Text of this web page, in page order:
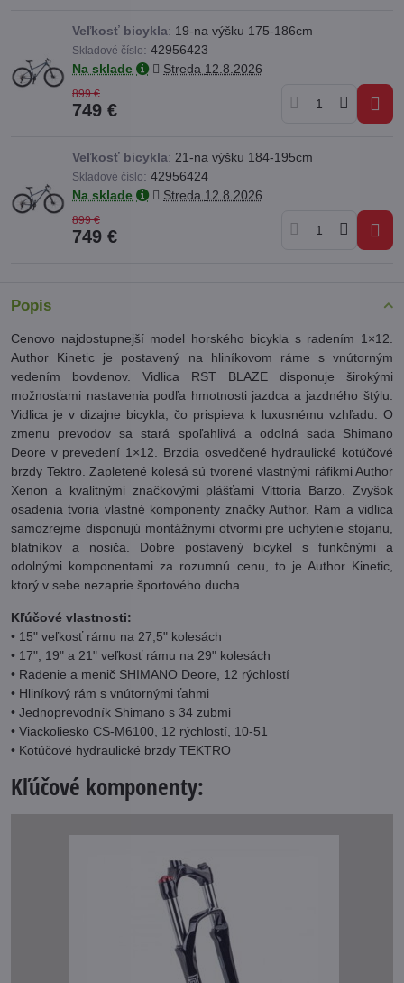
Veľkosť bicykla: 19-na výšku 175-186cm
Skladové číslo: 42956423
Na sklade
Streda 12.8.2026
899 €
749 €
Veľkosť bicykla: 21-na výšku 184-195cm
Skladové číslo: 42956424
Na sklade
Streda 12.8.2026
899 €
749 €
Popis
Cenovo najdostupnejší model horského bicykla s radením 1×12.
Author Kinetic je postavený na hliníkovom ráme s vnútorným
vedením bovdenov. Vidlica RST BLAZE disponuje širokými
možnosťami nastavenia podľa hmotnosti jazdca a jazdného štýlu.
Vidlica je v dizajne bicykla, čo prispieva k luxusnému vzhľadu. O
zmenu prevodov sa stará spoľahlivá a odolná sada Shimano
Deore v prevedení 1×12. Brzdia osvedčené hydraulické kotúčové
brzdy Tektro. Zapletené kolesá sú tvorené vlastnými ráfikmi Author
Xenon a kvalitnými značkovými plášťami Vittoria Barzo. Zvyšok
osadenia tvoria vlastné komponenty značky Author. Rám a vidlica
samozrejme disponujú montážnymi otvormi pre uchytenie stojanu,
blatníkov a nosiča. Dobre postavený bicykel s funkčnými a
odolnými komponentami za rozumnú cenu, to je Author Kinetic,
ktorý v sebe nezaprie športového ducha..
Kľúčové vlastnosti:
• 15" veľkosť rámu na 27,5" kolesách
• 17", 19" a 21" veľkosť rámu na 29" kolesách
• Radenie a menič SHIMANO Deore, 12 rýchlostí
• Hliníkový rám s vnútornými ťahmi
• Jednoprevodník Shimano s 34 zubmi
• Viackoliesko CS-M6100, 12 rýchlostí, 10-51
• Kotúčové hydraulické brzdy TEKTRO
Kľúčové komponenty: